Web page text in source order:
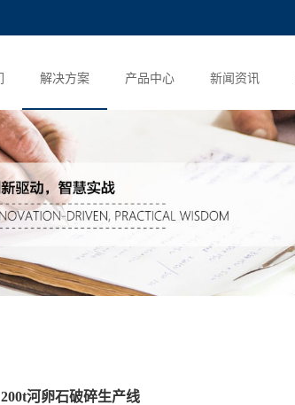
解决方案 产品中心 新闻资讯
200t河卵石破碎生产线